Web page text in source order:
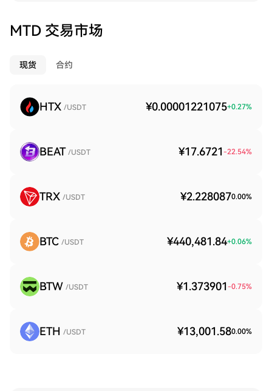
MTD 交易市场
现货 合约
HTX /USDT ¥0.00001221075+0.27%
BEAT /USDT ¥17.6721 -22.54%
TRX /USDT ¥2.2280870.00%
BTC /USDT ¥440,481.84+0.06%
BTW /USDT ¥1.373901 -0.75%
ETH /USDT ¥13,001.580.00%